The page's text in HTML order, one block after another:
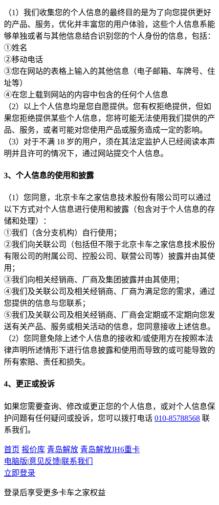
（1）我们收集您的个人信息的最终目的是为了向您提供更好
的产品、服务，优化并丰富您的用户体验，这些个人信息系能
够单独或者与其他信息结合识别您的个人身份的信息，包括：
①姓名
②移动电话
③您在网站的表格上输入的其他信息（电子邮箱、车牌号、住
址等）
④在您上载到网站的内容中包含的任何个人信息
（2）以上个人信息均是您自愿提供。您有权拒绝提供，但如
果您拒绝提供某些个人信息，您将可能无法使用我们提供的产
品、服务，或者可能对您使用产品或服务造成一定的影响。
（3）对于不满 18 岁的用户，须在其法定监护人已经阅读本声
明并且许可的情况下，通过网站提交个人信息。
3、个人信息的使用和披露
（1）您同意，北京卡车之家信息技术股份有限公司可以通过
以下方式对个人信息进行使用和披露（包含对于个人信息的存
储和处理）：
①我们（含分支机构）自行使用；
②我们向关联公司（包括但不限于北京卡车之家信息技术股份
有限公司的附属公司、控股公司、联营公司等）披露并由其使
用；
③我们向相关经销商、厂商及集团披露并由其使用；
④我们及关联公司及相关经销商、厂商为满足您的需求，通过
您提供的信息与您联系；
⑤我们及关联公司及相关经销商、厂商会定期或不定期向您发
送有关产品、服务或相关活动的信息，您同意接收上述信息。
（2）您同意免除上述个人信息的接收和/或使用方在按照本法
律声明所述情形下进行信息披露和使用而导致的或可能导致的
所有索赔、责任和损失。
4、更正或投诉
如果您需要查询、修改或更正您的个人信息，或对个人信息保
护问题有任何疑问或投诉，您可以拨打电话 010-85788568 联
系我们。
首页 报价库 青岛解放 青岛解放JH6重卡
电脑版|意见反馈|联系我们
立即登录
登录后享受更多卡车之家权益